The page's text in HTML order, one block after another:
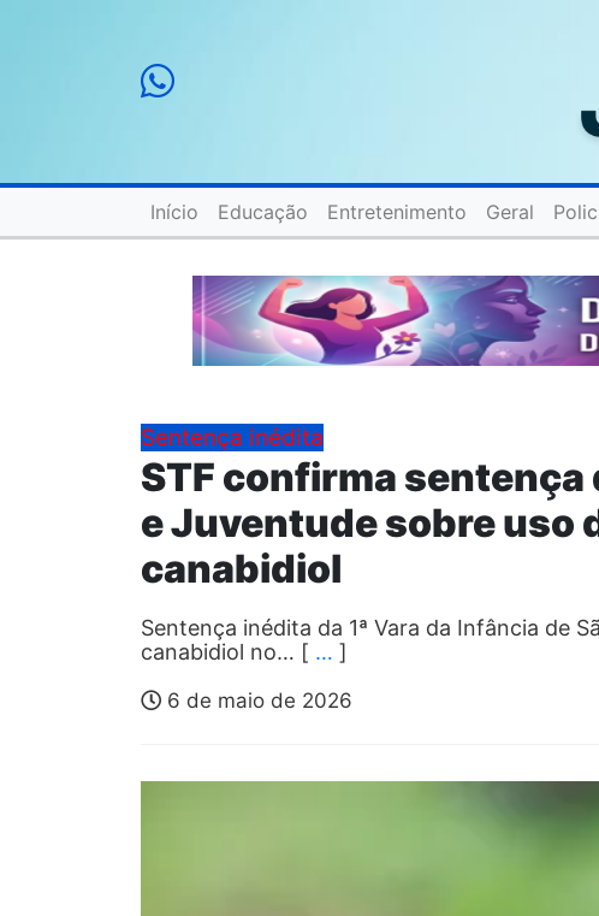
Início Educação Entretenimento Geral
Sentença inédita
STF confirma sentença
e Juventude sobre uso
canabidiol
Sentença inédita da 1ª Vara da Infância de
canabidiol no… [ … ]
6 de maio de 2026